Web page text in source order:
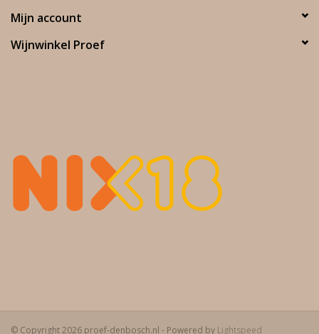
Mijn account
Wijnwinkel Proef
© Copyright 2026 proef-denbosch.nl - Powered by Lightspeed